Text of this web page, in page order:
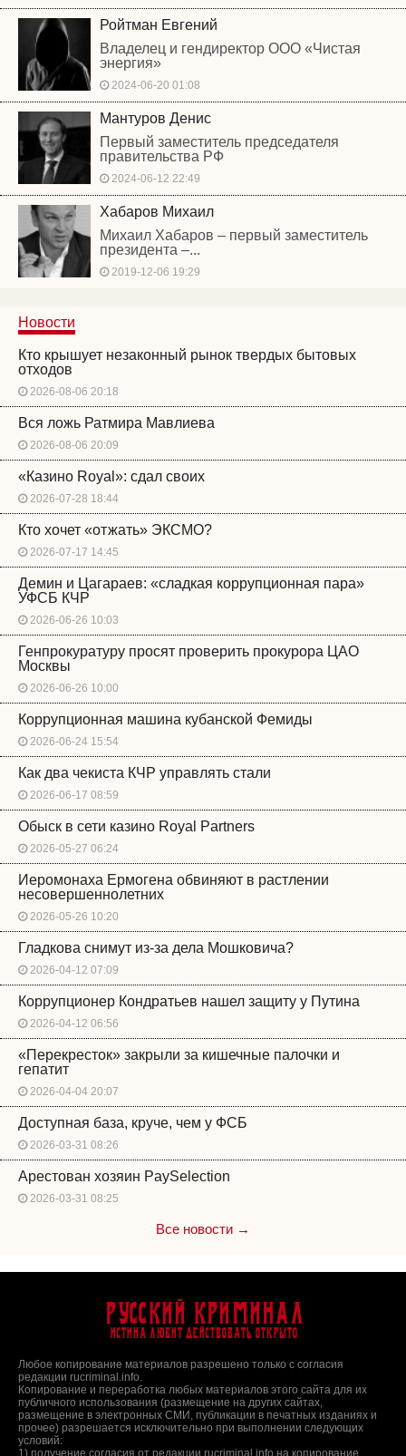
Ройтман Евгений
Владелец и гендиректор ООО «Чистая
энергия»
2024-06-20 01:08
Мантуров Денис
Первый заместитель председателя
правительства РФ
2024-06-12 22:49
Хабаров Михаил
Михаил Хабаров – первый заместитель
президента –...
2019-12-06 19:29
Новости
Кто крышует незаконный рынок твердых бытовых
отходов
2026-08-06 20:18
Вся ложь Ратмира Мавлиева
2026-08-06 20:09
«Казино Royal»: сдал своих
2026-07-28 18:44
Кто хочет «отжать» ЭКСМО?
2026-07-17 14:45
Демин и Цагараев: «сладкая коррупционная пара»
УФСБ КЧР
2026-06-26 10:03
Генпрокуратуру просят проверить прокурора ЦАО
Москвы
2026-06-26 10:00
Коррупционная машина кубанской Фемиды
2026-06-24 15:54
Как два чекиста КЧР управлять стали
2026-06-17 08:59
Обыск в сети казино Royal Partners
2026-05-27 06:24
Иеромонаха Ермогена обвиняют в растлении
несовершеннолетних
2026-05-26 10:20
Гладкова снимут из-за дела Мошковича?
2026-04-12 07:09
Коррупционер Кондратьев нашел защиту у Путина
2026-04-12 06:56
«Перекресток» закрыли за кишечные палочки и
гепатит
2026-04-04 20:07
Доступная база, круче, чем у ФСБ
2026-03-31 08:26
Арестован хозяин PaySelection
2026-03-31 08:25
Все новости →
Русский Криминал
Истина любит действовать открыто
Любое копирование материалов разрешено только с согласия
редакции rucriminal.info.
Копирование и переработка любых материалов этого сайта для их
публичного использования (размещение на других сайтах,
размещение в электронных СМИ, публикации в печатных изданиях и
прочее) разрешается исключительно при выполнении следующих
условий: